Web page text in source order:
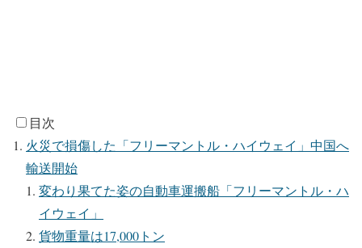
目次
火災で損傷した「フリーマントル・ハイウェイ」中国へ
輸送開始
変わり果てた姿の自動車運搬船「フリーマントル・ハ
イウェイ」
貨物重量は17,000トン